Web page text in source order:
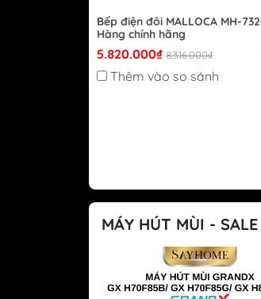
Bếp điện đôi MALLOCA MH-
Hàng chính hãng
5.820.000₫ 8.316.000₫
Thêm vào so sánh
MÁY HÚT MÙI -